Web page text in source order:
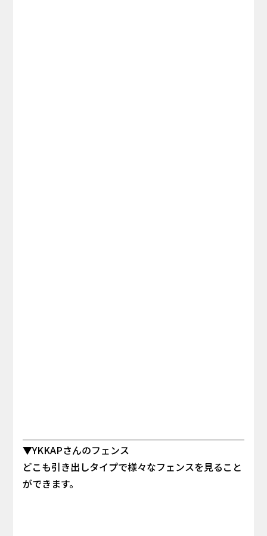
▼YKKAPさんのフェンス
どこも引き出しタイプで様々なフェンスを見ること
ができます。